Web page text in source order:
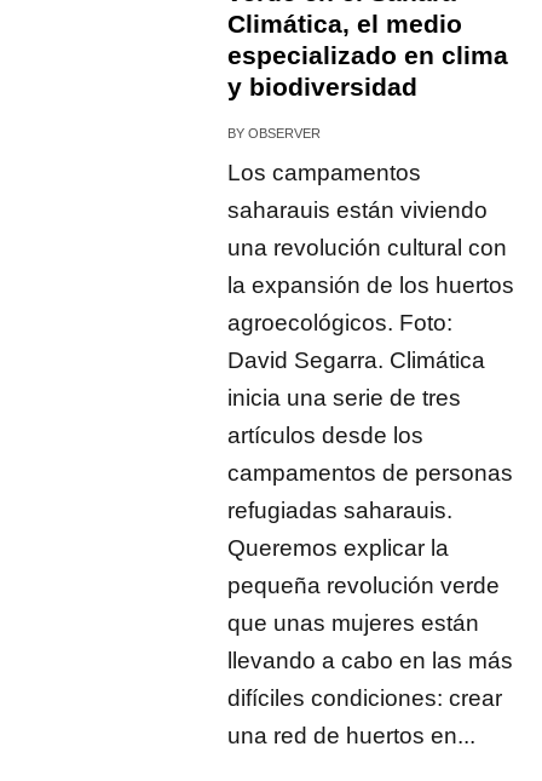
Climática, el medio
especializado en clima
y biodiversidad
BYOBSERVER
Los campamentos
saharauis están viviendo
una revolución cultural con
la expansión de los huertos
agroecológicos. Foto:
David Segarra. Climática
inicia una serie de tres
artículos desde los
campamentos de personas
refugiadas saharauis.
Queremos explicar la
pequeña revolución verde
que unas mujeres están
llevando a cabo en las más
difíciles condiciones: crear
una red de huertos en...